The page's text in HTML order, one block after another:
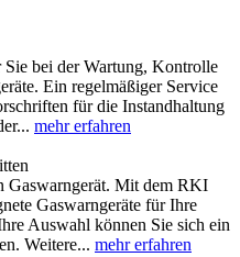
bei der Wartung, Kontrolle
Ein regelmäßiger Service
für die Instandhaltung
mehr erfahren
Gaswarngerät. Mit dem RKI
Gaswarngeräte für Ihre
Auswahl können Sie sich ein
Weitere... mehr erfahren